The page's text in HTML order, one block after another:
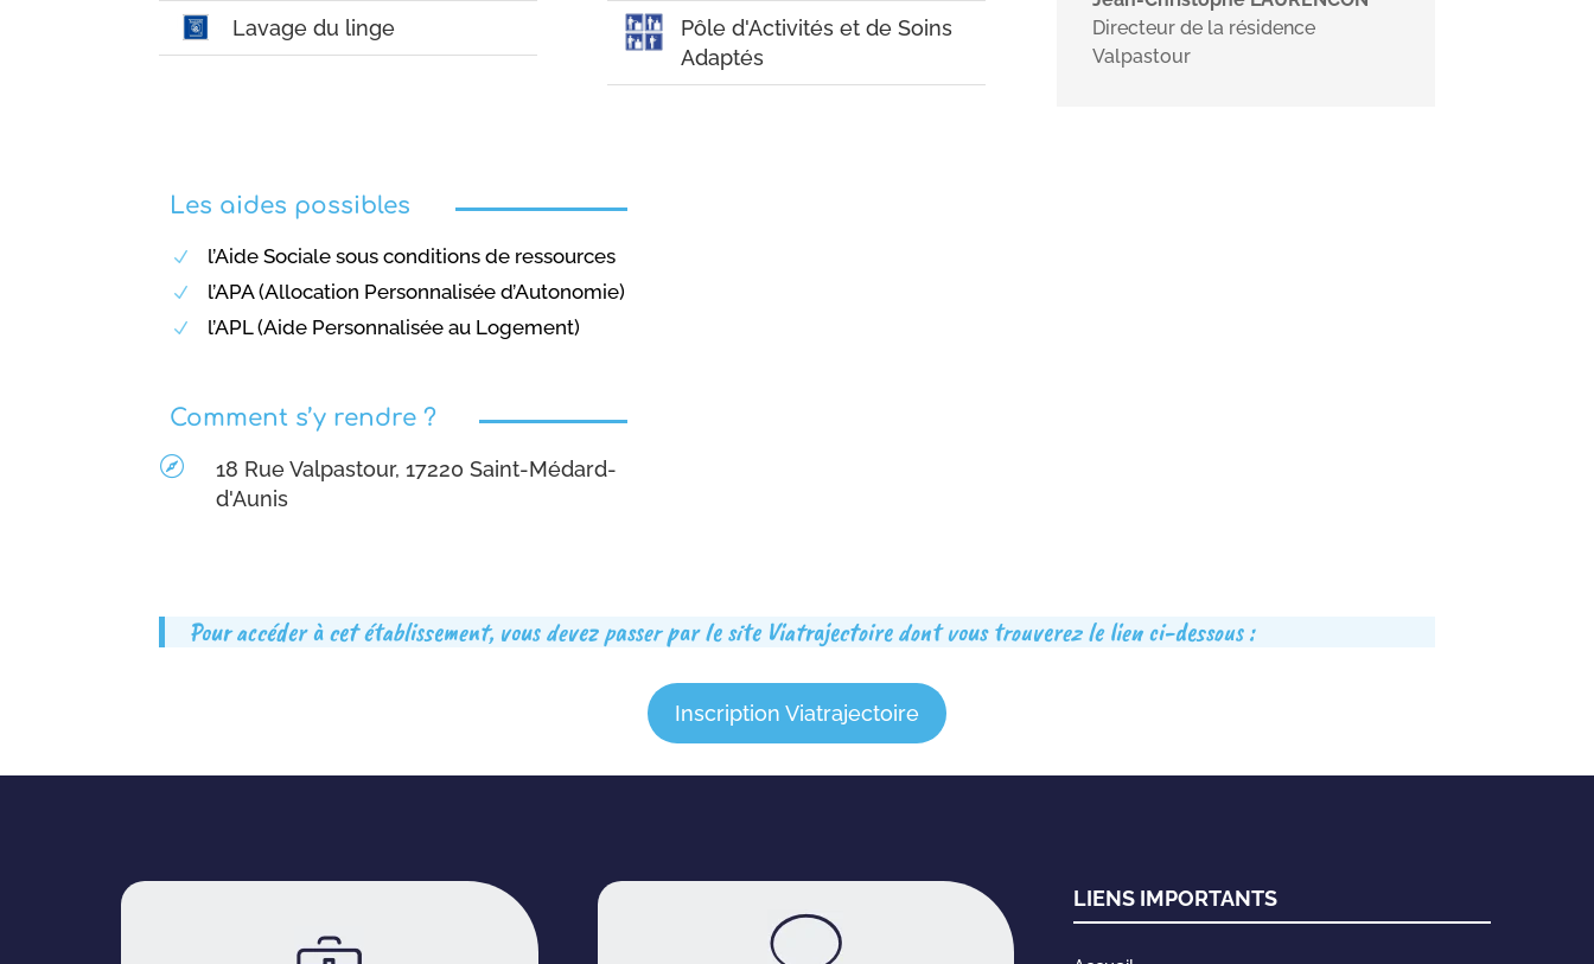
Lavage du linge
Pôle d'Activités et de Soins
Adaptés
Directeur de la résidence
Valpastour
Les aides possibles
N l’Aide Sociale sous conditions de ressources
N l’APA (Allocation Personnalisée d’Autonomie)
N l’APL (Aide Personnalisée au Logement)
Comment s’y rendre ?

18 Rue Valpastour, 17220 Saint-Médard-
d'Aunis
Pour accéder à cet établissement, vous devez passer par le site Viatrajectoire dont vous trouverez le lien ci-dessous :
Inscription Viatrajectoire
LIENS IMPORTANTS